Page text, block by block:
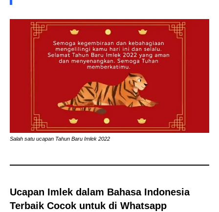
Salah satu ucapan Tahun Baru Imlek 2022
Ucapan Imlek dalam Bahasa Indonesia
Terbaik Cocok untuk di Whatsapp